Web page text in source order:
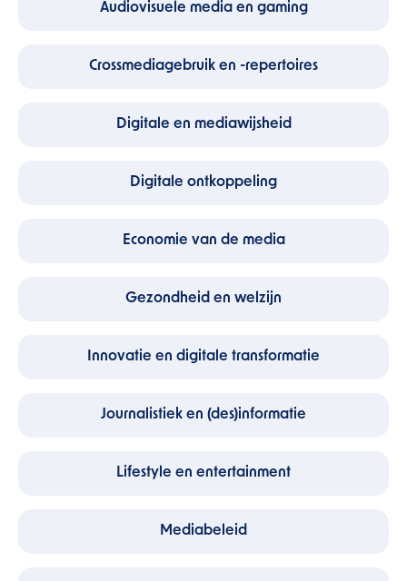
Audiovisuele media en gaming
Crossmediagebruik en -repertoires
Digitale en mediawijsheid
Digitale ontkoppeling
Economie van de media
Gezondheid en welzijn
Innovatie en digitale transformatie
Journalistiek en (des)informatie
Lifestyle en entertainment
Mediabeleid